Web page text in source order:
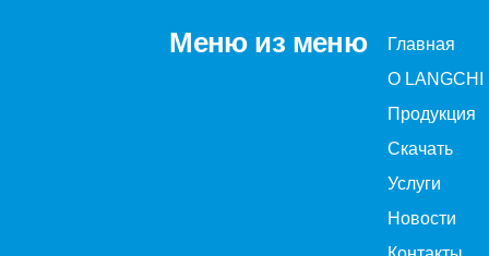
Меню из меню
Главная
О LANGCHI
Продукция
Скачать
Услуги
Новости